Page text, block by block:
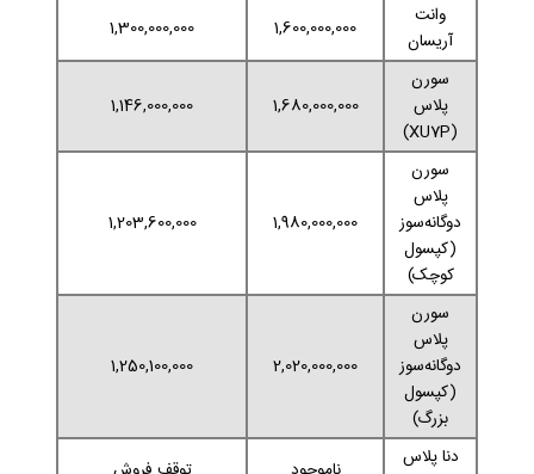
وانت
آریسان
1,600,000,000
1,300,000,000
سورن
پلاس
(XU7P)
1,680,000,000
1,146,000,000
سورن
پلاس
دوگانه‌سوز
(کپسول
کوچک)
1,980,000,000
1,203,600,000
سورن
پلاس
دوگانه‌سوز
(کپسول
بزرگ)
2,020,000,000
1,250,100,000
دنا پلاس